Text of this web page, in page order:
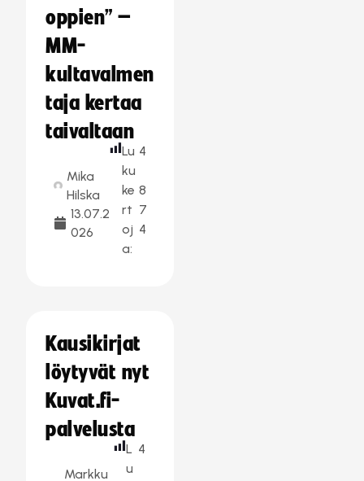
oppien” –
MM-
kultavalmen
taja kertaa
taivaltaan
Mika
Hilska
13.07.2
026
Lu
ku
ke
rt
oj
a:
4
8
7
4
Kausikirjat
löytyvät nyt
Kuvat.fi-
palvelusta
Markku
L
u
4